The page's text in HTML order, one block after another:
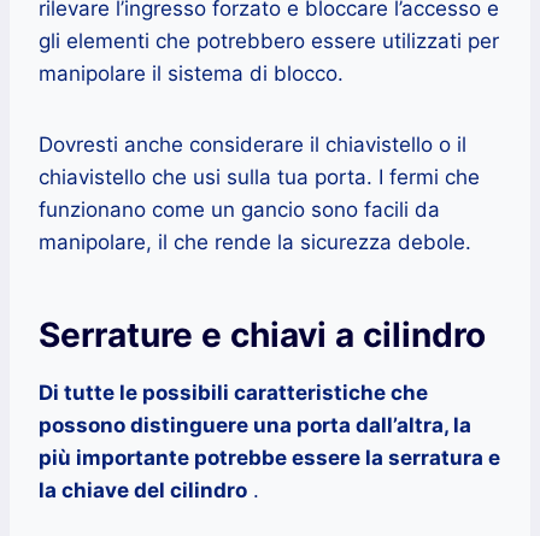
rilevare l’ingresso forzato e bloccare l’accesso e
gli elementi che potrebbero essere utilizzati per
manipolare il sistema di blocco.
Dovresti anche considerare il chiavistello o il
chiavistello che usi sulla tua porta. I fermi che
funzionano come un gancio sono facili da
manipolare, il che rende la sicurezza debole.
Serrature e chiavi a cilindro
Di tutte le possibili caratteristiche che
possono distinguere una porta dall’altra, la
più importante potrebbe essere la serratura e
la chiave del cilindro .